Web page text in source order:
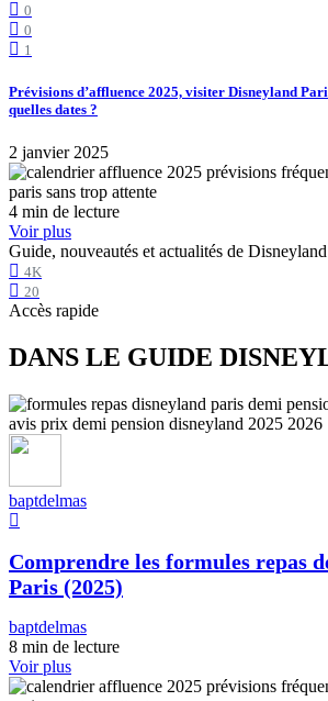
0
0
1
Prévisions d’affluence 2025, visiter Disneyland
quelles dates ?
2 janvier 2025
4 min de lecture
Voir plus
Guide, nouveautés et actualités de
4K
20
Accès rapide
DANS LE GUIDE
baptdelmas
Comprendre les formules repas
Paris (2025)
baptdelmas
8 min de lecture
Voir plus